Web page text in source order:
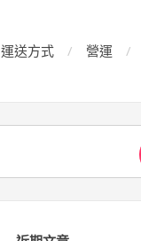
運送方式 營運